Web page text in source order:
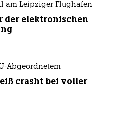
am Leipziger Flughafen
der elektronischen
Abgeordnetem
crasht bei voller